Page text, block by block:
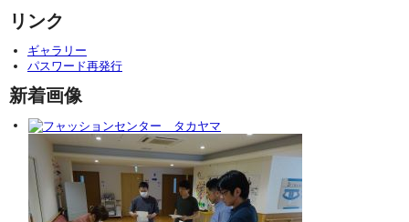
リンク
ギャラリー
パスワード再発行
新着画像